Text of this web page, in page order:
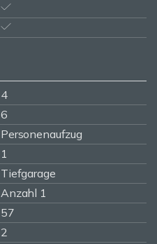
4
6
Personenaufzug
1
Tiefgarage
Anzahl 1
57
2